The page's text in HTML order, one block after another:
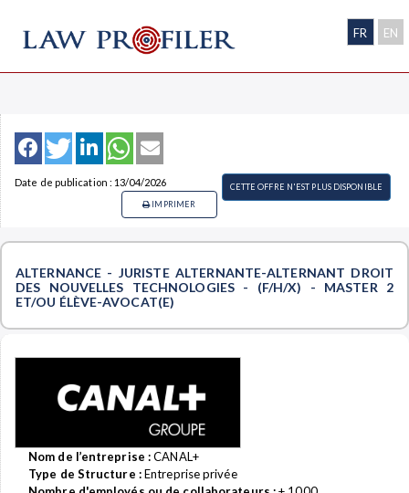
FR EN
Date de publication : 13/04/2026
CETTE OFFRE N'EST PLUS DISPONIBLE
IMPRIMER
ALTERNANCE - JURISTE ALTERNANTE-ALTERNANT DROIT
DES NOUVELLES TECHNOLOGIES - (F/H/X) - MASTER 2
ET/OU ÉLÈVE-AVOCAT(E)
Nom de l’entreprise :CANAL+
Type de Structure :Entreprise privée